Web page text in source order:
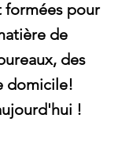
formées pour
de
des
domicile!
!